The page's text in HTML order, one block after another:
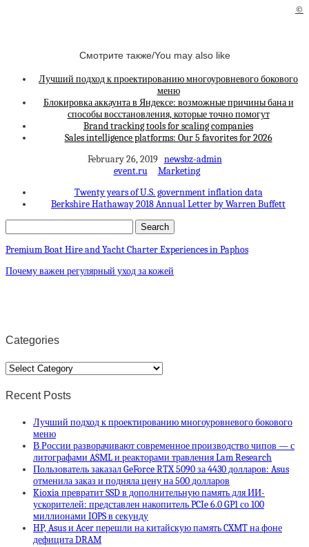
©
Смотрите также/You may also like
Лучший подход к проектированию многоуровневого бокового
меню
Блокировка аккаунта в Яндексе: возможные причины бана и
способы восстановления, которые точно помогут
Brand tracking tools for scaling companies
Sales intelligence platforms: Our 5 favorites for 2026
February 26, 2019 newsbz-admin
event.ru
Marketing
Twenty years of U.S. government inflation data
Berkshire Hathaway 2018 Annual Letter by Warren Buffett
Premium Boat Hire and Yacht Charter Experiences in Paphos
Почему важен регулярный уход за кожей
Categories
Categories
Recent Posts
Лучший подход к проектированию многоуровневого бокового
меню
В России разворачивают современное производство чипов — с
литографами ASML и реакторами травления Lam Research
Пользователь заказал GeForce RTX 5090 за 4430 долларов: Asus
отменила заказ и подняла цену на 500 долларов
Kioxia превратит SSD в дополнительную память для ИИ-
ускорителей: представлен накопитель PCIe 6.0 GP1 со 100
миллионами IOPS в секунду
HP, Asus и Acer перешли на китайскую память CXMT на фоне
дефицита DRAM